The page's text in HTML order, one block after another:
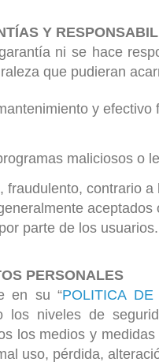
Y
ni se hace
que pudieran
y
maliciosos o
fraudulento, contrario
parte de los usuarios.
PERSONALES
en su “POLITICA DE
los niveles de
los medios y
uso, pérdida,